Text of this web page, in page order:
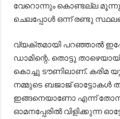
വേറൊന്നും കൊണ്ടല്ല മൂന്നു
ചെലപ്പോൾ ഒന്ന് രണ്ടു
വ്യക്തമായി പറഞ്ഞാൽ
ഡാമിന്റെ. തൊട്ടു
കൊച്ചു ടൗണിലാണ്. കരിമ
നമ്മുടെ ബജാജ് ഓട്ടോകൾ
ഇങ്ങനെയാണോ എന്ന്
ഓമനപ്പേരിൽ വിളിക്കുന്ന